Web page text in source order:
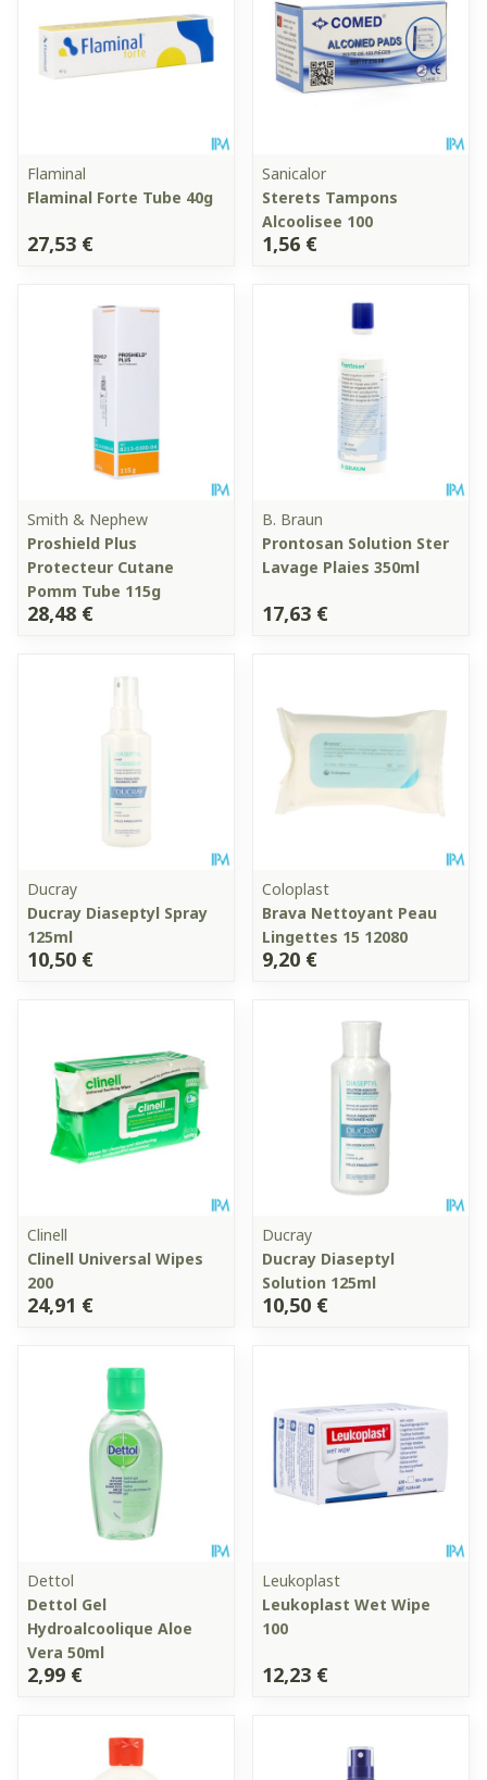
Flaminal
Flaminal Forte Tube 40g
27,53 €
Sanicalor
Sterets Tampons
Alcoolisee 100
1,56 €
Smith & Nephew
Proshield Plus
Protecteur Cutane
Pomm Tube 115g
28,48 €
B. Braun
Prontosan Solution Ster
Lavage Plaies 350ml
17,63 €
Ducray
Ducray Diaseptyl Spray
125ml
10,50 €
Coloplast
Brava Nettoyant Peau
Lingettes 15 12080
9,20 €
Clinell
Clinell Universal Wipes
200
24,91 €
Ducray
Ducray Diaseptyl
Solution 125ml
10,50 €
Dettol
Dettol Gel
Hydroalcoolique Aloe
Vera 50ml
2,99 €
Leukoplast
Leukoplast Wet Wipe
100
12,23 €